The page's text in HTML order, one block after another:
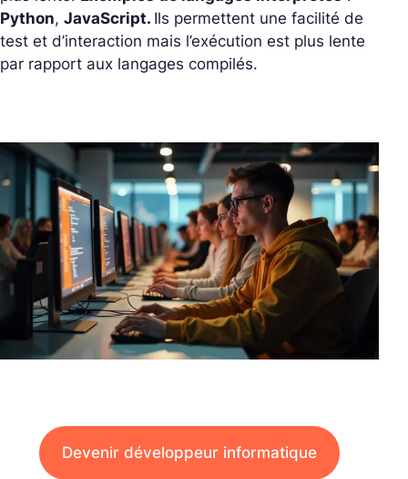
Python, JavaScript. Ils permettent une facilité de
test et d’interaction mais l’exécution est plus lente
par rapport aux langages compilés.
Devenir développeur informatique